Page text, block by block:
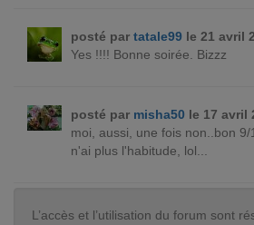
posté par tatale99le 21 avril
Yes !!!! Bonne soirée. Bizzz
posté par misha50 le 17 avril
moi, aussi, une fois non..bon
n'ai plus l'habitude, lol...
L’accès et l’utilisation du forum sont